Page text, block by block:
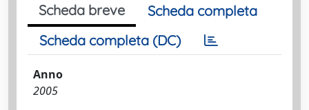
Scheda breve
Scheda completa
Scheda completa (DC)
Anno
2005